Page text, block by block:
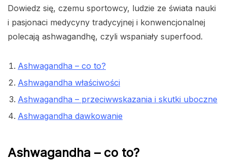
Dowiedz się, czemu sportowcy, ludzie ze świata nauki
i pasjonaci medycyny tradycyjnej i konwencjonalnej
polecają ashwagandhę, czyli wspaniały superfood.
Ashwagandha – co to?
Ashwagandha właściwości
Ashwagandha – przeciwwskazania i skutki uboczne
Ashwagandha dawkowanie
Ashwagandha – co to?